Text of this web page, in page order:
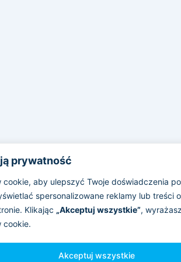
prywatność
cookie, aby ulepszyć Twoje doświadczenia
spersonalizowane reklamy lub treści
Klikając „Akceptuj wszystkie”,
cookie.
Akceptuj wszystkie